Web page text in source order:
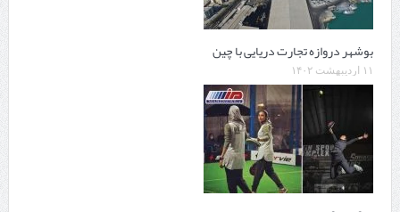
بوشهر دروازه تجارت دریایی با چین
۱۱ اردیبهشت ۱۴۰۲